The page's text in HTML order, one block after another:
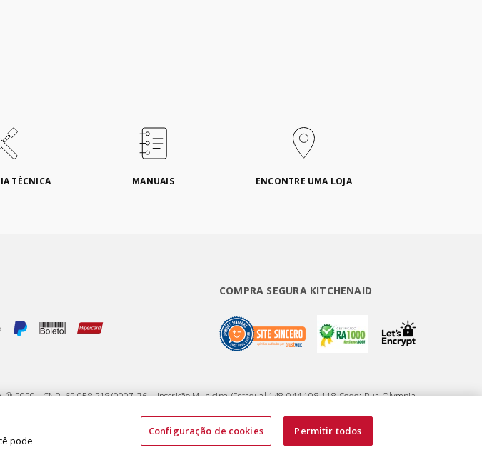
TÉCNICA MANUAIS ENCONTRE UMA LOJA
COMPRA SEGURA KITCHENAID
® 2020 - CNPJ 62.058.318/0007-76. - Inscrição Municipal/Estadual 148.044.198.118 Sede: Rua Olympia
pode
Configuração de cookies Permitir todos